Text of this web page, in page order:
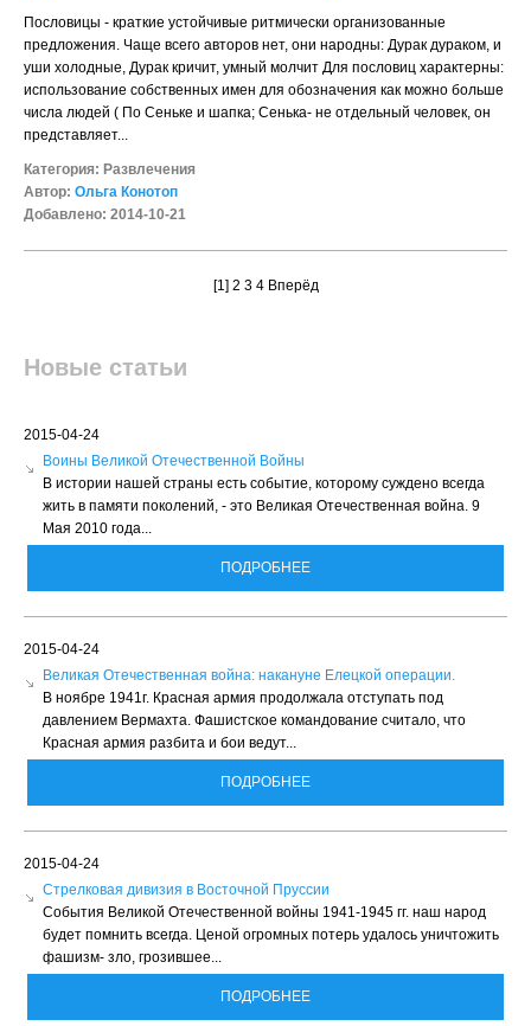
Пословицы - краткие устойчивые ритмически организованные
предложения. Чаще всего авторов нет, они народны: Дурак дураком, и
уши холодные, Дурак кричит, умный молчит Для пословиц характерны:
использование собственных имен для обозначения как можно больше
числа людей ( По Сеньке и шапка; Сенька- не отдельный человек, он
представляет...
Категория: Развлечения
Автор: Ольга Конотоп
Добавлено: 2014-10-21
[1] 2 3 4 Вперёд
Новые статьи
2015-04-24
Воины Великой Отечественной Войны
В истории нашей страны есть событие, которому суждено всегда
жить в памяти поколений, - это Великая Отечественная война. 9
Мая 2010 года...
ПОДРОБНЕЕ
2015-04-24
Великая Отечественная война: накануне Елецкой операции.
В ноябре 1941г. Красная армия продолжала отступать под
давлением Вермахта. Фашистское командование считало, что
Красная армия разбита и бои ведут...
ПОДРОБНЕЕ
2015-04-24
Стрелковая дивизия в Восточной Пруссии
События Великой Отечественной войны 1941-1945 гг. наш народ
будет помнить всегда. Ценой огромных потерь удалось уничтожить
фашизм- зло, грозившее...
ПОДРОБНЕЕ